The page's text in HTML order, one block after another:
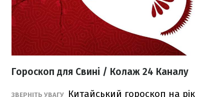
Гороскоп для Свині / Колаж 24 Каналу
ЗВЕРНІТЬ УВАГУ Китайський гороскоп на рік